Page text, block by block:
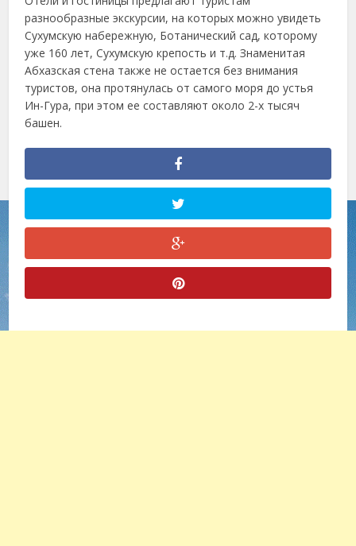
разнообразные экскурсии, на которых можно увидеть
Сухумскую набережную, Ботанический сад, которому
уже 160 лет, Сухумскую крепость и т.д. Знаменитая
Абхазская стена также не остается без внимания
туристов, она протянулась от самого моря до устья
Ин-Гура, при этом ее составляют около 2-х тысяч
башен.